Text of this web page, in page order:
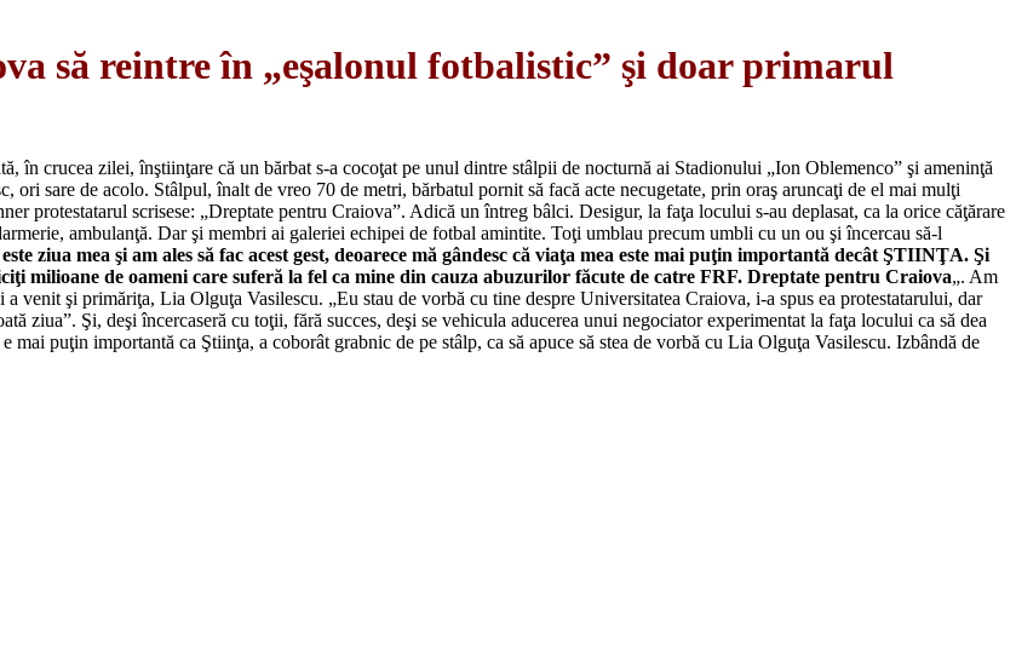
să reintre în „eşalonul fotbalistic” şi doar primarul
în crucea zilei, înştiinţare că un bărbat s-a cocoţat pe unul dintre stâlpii de nocturnă ai Stadionului „Ion Oblemenco” şi ameninţă
sare de acolo. Stâlpul, înalt de vreo 70 de metri, bărbatul pornit să facă acte necugetate, prin oraş aruncaţi de el mai mulţi
protestatarul scrisese: „Dreptate pentru Craiova”. Adică un întreg bâlci. Desigur, la faţa locului s-au deplasat, ca la orice căţărare
ambulanţă. Dar şi membri ai galeriei echipei de fotbal amintite. Toţi umblau precum umbli cu un ou şi încercau să-l
ziua mea şi am ales să fac acest gest, deoarece mă gândesc că viaţa mea este mai puţin importantă decât ŞTIINŢA. Şi
milioane de oameni care suferă la fel ca mine din cauza abuzurilor făcute de catre FRF. Dreptate pentru Craiova„. Am
venit şi primăriţa, Lia Olguţa Vasilescu. „Eu stau de vorbă cu tine despre Universitatea Craiova, i-a spus ea protestatarului, dar
ziua”. Şi, deşi încercaseră cu toţii, fără succes, deşi se vehicula aducerea unui negociator experimentat la faţa locului ca să dea
puţin importantă ca Ştiinţa, a coborât grabnic de pe stâlp, ca să apuce să stea de vorbă cu Lia Olguţa Vasilescu. Izbândă de